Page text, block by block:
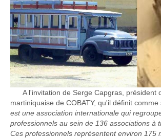
A l'invitation de Serge Capgras, président
martiniquaise de COBATY, qu'il définit comme
est une association internationale qui
professionnels au sein de 136 associations à
Ces professionnels représentent environ 175